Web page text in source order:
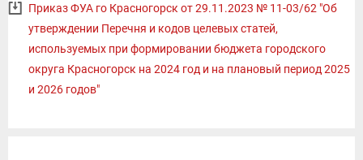
Приказ ФУА го Красногорск от 29.11.2023 № 11-03/62 "Об
утверждении Перечня и кодов целевых статей,
используемых при формировании бюджета городского
округа Красногорск на 2024 год и на плановый период 2025
и 2026 годов"